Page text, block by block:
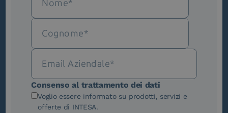
Iscriviti alla newsletter
Novità, iniziative ed eventi dal mondo della
trasformazione digitale.
Scopri InNews
Consenso al trattamento dei dati
Voglio essere informato su prodotti, servizi e
offerte di INTESA.